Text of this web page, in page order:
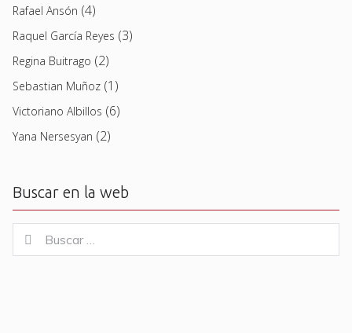
Rafael Ansón (4)
Raquel García Reyes (3)
Regina Buitrago (2)
Sebastian Muñoz (1)
Victoriano Albillos (6)
Yana Nersesyan (2)
Buscar en la web
for:
Buscar